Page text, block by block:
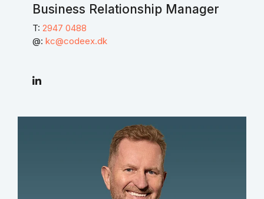
Business Relationship Manager
T: 2947 0488
@: kc@codeex.dk